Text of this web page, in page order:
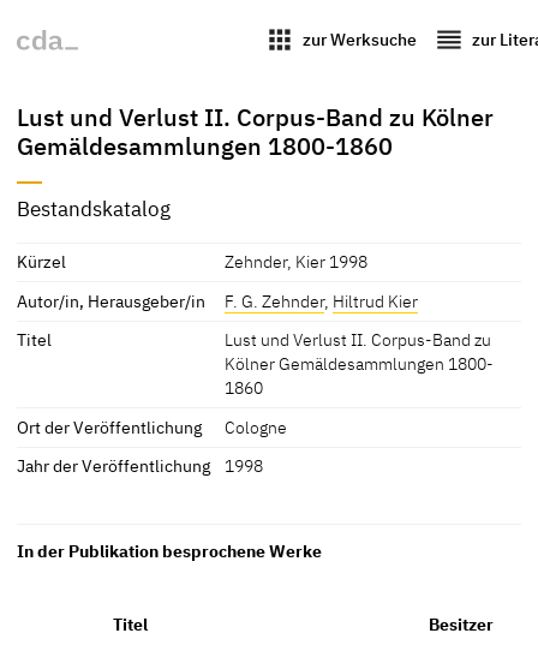
apps zur Werksuche reorder zur
Lust und Verlust II. Corpus-Band zu Kölner
Gemäldesammlungen 1800-1860
Bestandskatalog
Kürzel
Zehnder, Kier 1998
Autor/in, Herausgeber/in
F. G. Zehnder, Hiltrud Kier
Titel
Lust und Verlust II. Corpus-Band zu
Kölner Gemäldesammlungen 1800-
1860
Ort der Veröffentlichung
Cologne
Jahr der Veröffentlichung
1998
In der Publikation besprochene Werke
Titel Besitzer